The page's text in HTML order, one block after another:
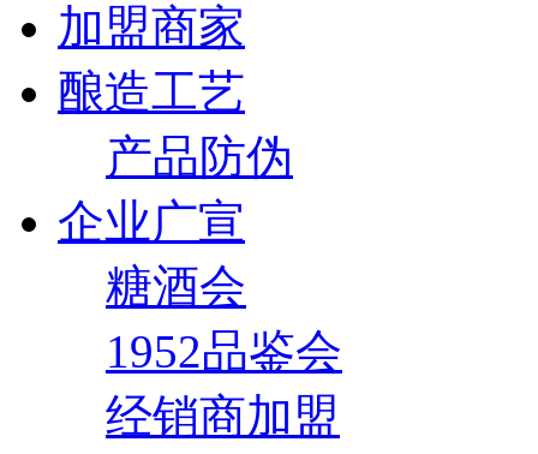
加盟商家
酿造工艺
产品防伪
企业广宣
糖酒会
1952品鉴会
经销商加盟